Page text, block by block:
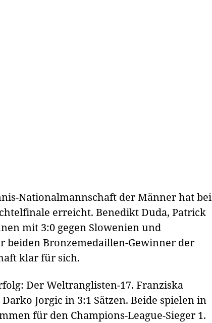
Nationalmannschaft der Männer hat bei
erreicht. Benedikt Duda, Patrick
mit 3:0 gegen Slowenien und
beiden Bronzemedaillen-Gewinner der
klar für sich.
Der Weltranglisten-17. Franziska
Jorgic in 3:1 Sätzen. Beide spielen in
für den Champions-League-Sieger 1.